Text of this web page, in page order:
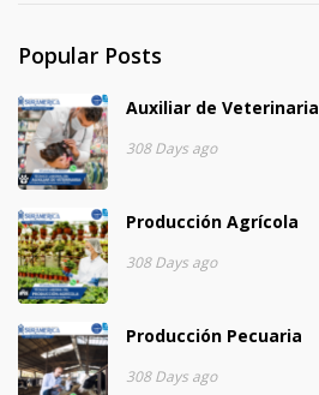
Popular Posts
Auxiliar de Veterinaria
308 Days ago
Producción Agrícola
308 Days ago
Producción Pecuaria
308 Days ago